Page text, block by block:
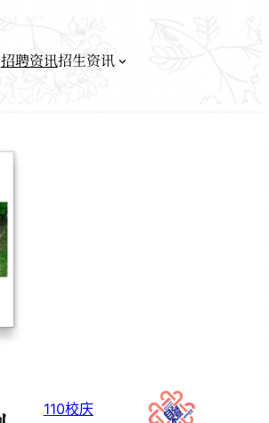
招聘资讯招生资讯
110校庆